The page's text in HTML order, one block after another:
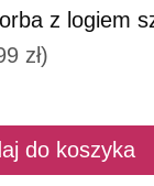
z logiem
zł)
do koszyka